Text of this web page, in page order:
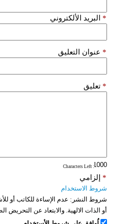
البريد الألكتروني *
عنوان التعليق *
تعليق *
: Characters Left
إلزامي *
شروط الاستخدام
شروط النشر: عدم الإساءة للكاتب أو
أو الذات الالهية. والابتعاد عن التحريض